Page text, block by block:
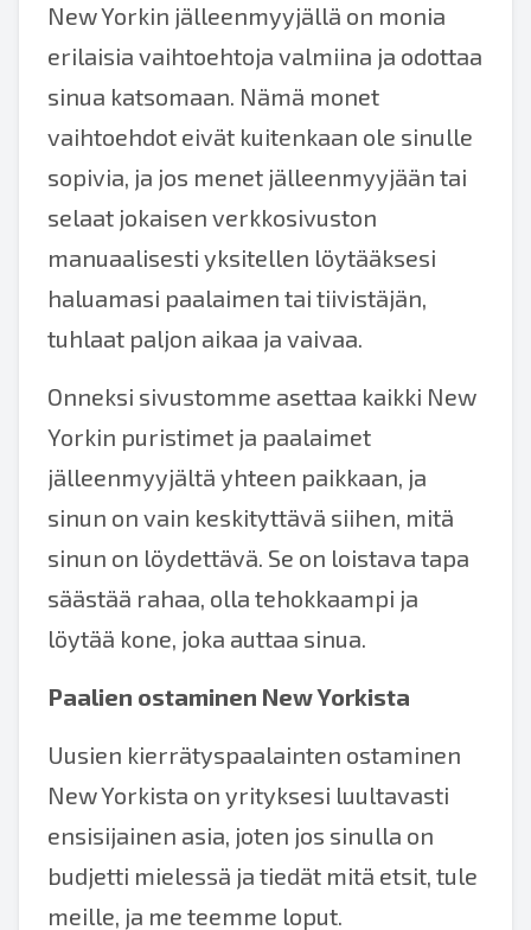
New Yorkin jälleenmyyjällä on monia
erilaisia vaihtoehtoja valmiina ja odottaa
sinua katsomaan. Nämä monet
vaihtoehdot eivät kuitenkaan ole sinulle
sopivia, ja jos menet jälleenmyyjään tai
selaat jokaisen verkkosivuston
manuaalisesti yksitellen löytääksesi
haluamasi paalaimen tai tiivistäjän,
tuhlaat paljon aikaa ja vaivaa.
Onneksi sivustomme asettaa kaikki New
Yorkin puristimet ja paalaimet
jälleenmyyjältä yhteen paikkaan, ja
sinun on vain keskityttävä siihen, mitä
sinun on löydettävä. Se on loistava tapa
säästää rahaa, olla tehokkaampi ja
löytää kone, joka auttaa sinua.
Paalien ostaminen New Yorkista
Uusien kierrätyspaalainten ostaminen
New Yorkista on yrityksesi luultavasti
ensisijainen asia, joten jos sinulla on
budjetti mielessä ja tiedät mitä etsit, tule
meille, ja me teemme loput.